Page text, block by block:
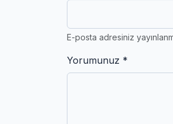
E-posta adresiniz
Yorumunuz *